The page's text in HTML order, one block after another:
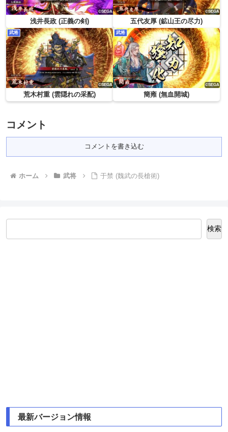
浅井長政 (正義の剣) 五代友厚 (鉱山王の尽力)
武将
荒木村重 (雲隠れの采配)
武将
簡雍 (無血開城)
コメント
コメントを書き込む
ホーム 武将 于禁 (魏武の長槍術)
検索
最新バージョン情報